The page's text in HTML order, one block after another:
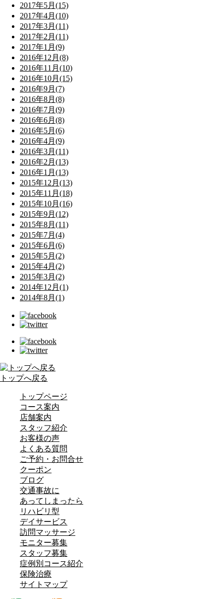
2017年5月(15)
2017年4月(10)
2017年3月(11)
2017年2月(11)
2017年1月(9)
2016年12月(8)
2016年11月(10)
2016年10月(15)
2016年9月(7)
2016年8月(8)
2016年7月(9)
2016年6月(8)
2016年5月(6)
2016年4月(9)
2016年3月(11)
2016年2月(13)
2016年1月(13)
2015年12月(13)
2015年11月(18)
2015年10月(16)
2015年9月(12)
2015年8月(11)
2015年7月(4)
2015年6月(6)
2015年5月(2)
2015年4月(2)
2015年3月(2)
2014年12月(1)
2014年8月(1)
トップへ戻る
トップページ
コース案内
店舗案内
スタッフ紹介
お客様の声
よくある質問
ご予約・お問合せ
クーポン
ブログ
交通事故に
あってしまったら
リハビリ型
デイサービス
訪問マッサージ
モニター募集
スタッフ募集
症例別コース紹介
保険治療
サイトマップ